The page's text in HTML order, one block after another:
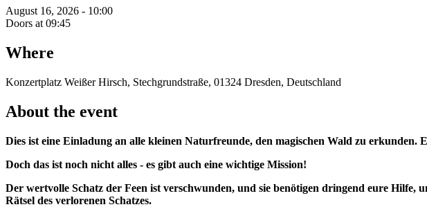
August 16, 2026 - 10:00
Doors at 09:45
Where
Konzertplatz Weißer Hirsch, Stechgrundstraße, 01324 Dresden, Deutschland
About the event
Dies ist eine Einladung an alle kleinen Naturfreunde, den magischen Wald zu
Doch das ist noch nicht alles - es gibt auch eine wichtige Mission!
Der wertvolle Schatz der Feen ist verschwunden, und sie benötigen dringend eure
Rätsel des verlorenen Schatzes.